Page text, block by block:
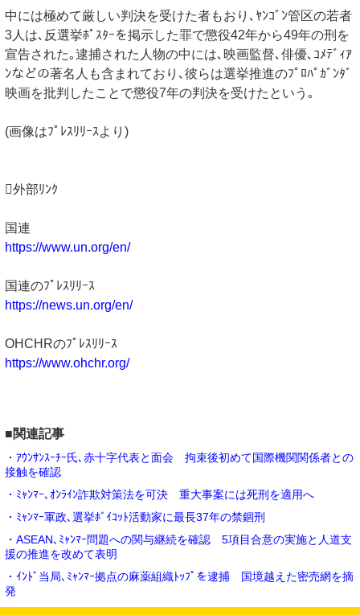
中には極めて厳しい判決を受けた者もおり､ﾔﾝｺﾞﾝ管区の若者
3人は､反選挙ﾎﾟｽﾀｰを掲示した罪で懲役42年から49年の刑を
宣告された｡逮捕された人物の中には､映画監督､俳優､ｺﾒﾃﾞｨｱ
ﾝなどの著名人も含まれており､彼らは選挙推進のﾌﾟﾛﾊﾟｶﾞﾝﾀﾞ
映画を批判したことで懲役7年の判決を受けたという｡
(画像はﾌﾟﾚｽﾘﾘｰｽより)
外部ﾘﾝｸ
国連
https://www.un.org/en/
国連のﾌﾟﾚｽﾘﾘｰｽ
https://news.un.org/en/
OHCHRのﾌﾟﾚｽﾘﾘｰｽ
https://www.ohchr.org/
■関連記事
・ｱｳﾝｻﾝｽｰﾁｰ氏､赤十字代表と面会 拘束後初めて国際機関関係者との
接触を確認
・ﾐｬﾝﾏｰ､ｵﾝﾗｲﾝ詐欺対策法を可決 重大事案には死刑を適用へ
・ﾐｬﾝﾏｰ軍政､選挙ﾎﾞｲｺｯﾄ活動家に最長37年の禁錮刑
・ASEAN､ﾐｬﾝﾏｰ問題への関与継続を確認 5項目合意の実施と人道支
援の推進を改めて表明
・ｲﾝﾄﾞ当局､ﾐｬﾝﾏｰ拠点の麻薬組織ﾄｯﾌﾟを逮捕 国境越えた密売網を摘
発